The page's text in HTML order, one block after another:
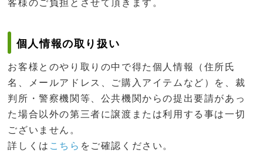
客様のご負担とさせて頂きます。
個人情報の取り扱い
お客様とのやり取りの中で得た個人情報（住所氏
名、メールアドレス、ご購入アイテムなど）を、裁
判所・警察機関等、公共機関からの提出要請があっ
た場合以外の第三者に譲渡または利用する事は一切
ございません。
詳しくは こちら をご確認ください。